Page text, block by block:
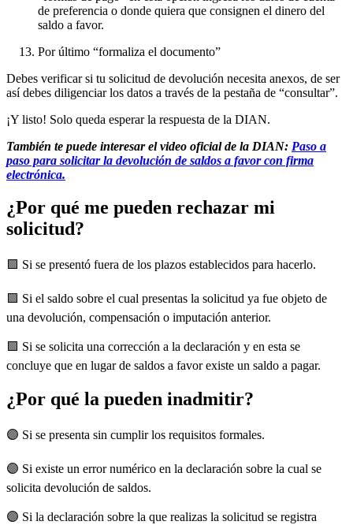
de preferencia o donde quiera que consignen el dinero del
saldo a favor.
Por último “formaliza el documento”
Debes verificar si tu solicitud de devolución necesita anexos, de ser
así debes diligenciar los datos a través de la pestaña de “consultar”.
¡Y listo! Solo queda esperar la respuesta de la DIAN.
También te puede interesar el video oficial de la DIAN: Paso a
paso para solicitar la devolución de saldos a favor con firma
electrónica.
¿Por qué me pueden rechazar mi
solicitud?
🟪 Si se presentó fuera de los plazos establecidos para hacerlo.
🟪 Si el saldo sobre el cual presentas la solicitud ya fue objeto de
una devolución, compensación o imputación anterior.
🟪 Si se solicita una corrección a la declaración y en esta se
concluye que en lugar de saldos a favor existe un saldo a pagar.
¿Por qué la pueden inadmitir?
🟣 Si se presenta sin cumplir los requisitos formales.
🟣 Si existe un error numérico en la declaración sobre la cual se
solicita devolución de saldos.
🟣 Si la declaración sobre la que realizas la solicitud se registra